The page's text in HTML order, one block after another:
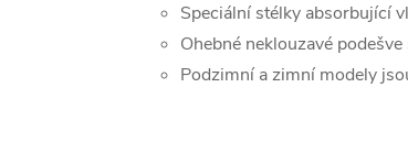
Speciální stélky absorbující
Ohebné neklouzavé
Podzimní a zimní modely